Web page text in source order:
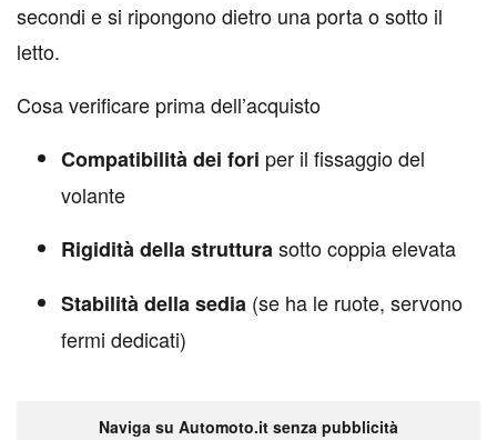
secondi e si ripongono dietro una porta o sotto il
letto.
Cosa verificare prima dell’acquisto
Compatibilità dei fori per il fissaggio del
volante
Rigidità della strutturasotto coppia elevata
Stabilità della sedia (se ha le ruote, servono
fermi dedicati)
Naviga su Automoto.it senza pubblicità